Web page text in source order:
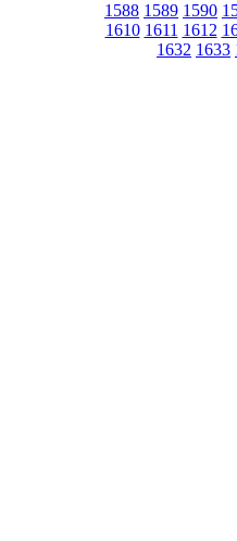
1588 1589 1590
1610 1611 1612
1632 1633